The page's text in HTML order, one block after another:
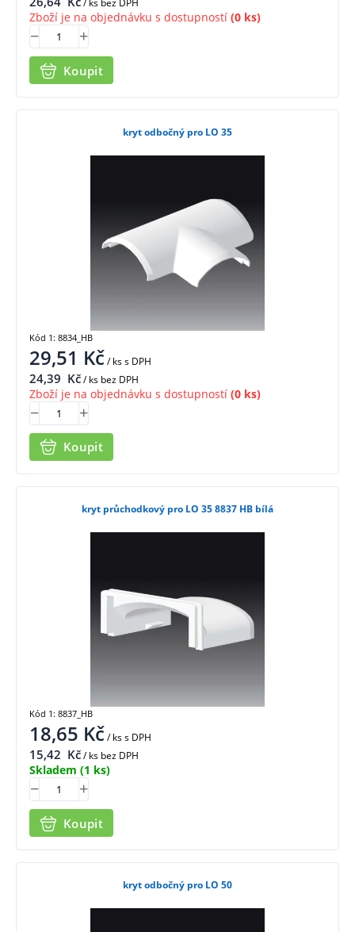
/ ks bez DPH
Zboží je na objednávku s dostupností (0 ks)
Koupit
kryt odbočný pro LO 35
29,51 Kč/ kss DPH
24,39 Kč/ ks bez DPH
Zboží je na objednávku s dostupností (0 ks)
Koupit
Kód 1: 8834_HB
kryt průchodkový pro LO 35 8837 HB bílá
18,65 Kč/ kss DPH
15,42 Kč/ ks bez DPH
Skladem (1 ks)
Koupit
Kód 1: 8837_HB
kryt odbočný pro LO 50